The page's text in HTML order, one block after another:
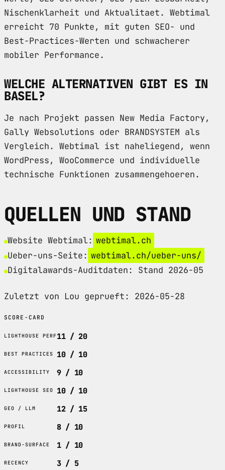
Nischenklarheit und Aktualitaet. Webtimal
erreicht 70 Punkte, mit guten SEO- und
Best-Practices-Werten und schwacherer
mobiler Performance.
WELCHE ALTERNATIVEN GIBT ES IN
BASEL?
Je nach Projekt passen New Media Factory,
Gally Websolutions oder BRANDSYSTEM als
Vergleich. Webtimal ist naheliegend, wenn
WordPress, WooCommerce und individuelle
technische Funktionen zusammengehoeren.
QUELLEN UND STAND
Website Webtimal: webtimal.ch
Ueber-uns-Seite: webtimal.ch/ueber-uns/
Digitalawards-Auditdaten: Stand 2026-05
Zuletzt von Lou geprueft: 2026-05-28
SCORE-CARD
LIGHTHOUSE PERF11 / 20
BEST PRACTICES 10 / 10
ACCESSIBILITY 9 / 10
LIGHTHOUSE SEO 10 / 10
GEO / LLM 12 / 15
PROFIL 8 / 10
BRAND-SURFACE 1 / 10
RECENCY 3 / 5